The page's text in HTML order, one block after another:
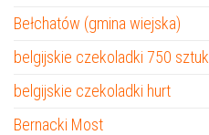
Bełchatów (gmina wiejska)
belgijskie czekoladki 750 sztuk
belgijskie czekoladki hurt
Bernacki Most